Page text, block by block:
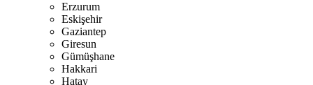
Erzurum
Eskişehir
Gaziantep
Giresun
Gümüşhane
Hakkari
Hatay